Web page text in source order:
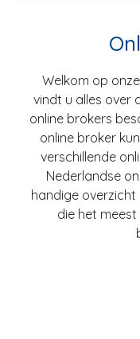
Welkom op
vindt u alles over
online brokers
online broker
verschillende
Nederlandse
handige overzicht
die het